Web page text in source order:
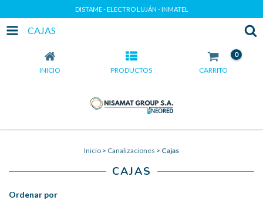
DISTAME - ELECTRO LUJÁN - INMATEL
CAJAS
INICIO PRODUCTOS CARRITO
0
Inicio > Canalizaciones > Cajas
CAJAS
Ordenar por